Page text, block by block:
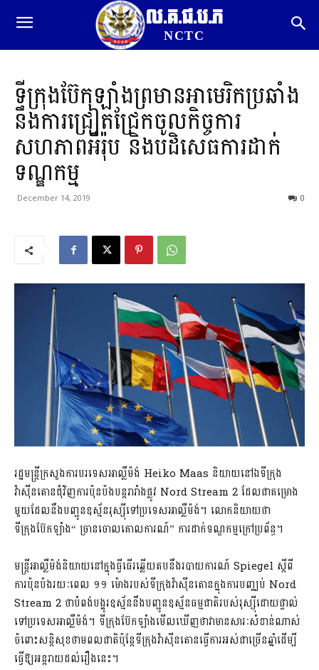
ល.គ.ជ.ប.ភ
NCTC
ទីក្រុងប៊ែកឡាំងព្រមានអាមេរិកប្រឆាំង
នឹងការជ្រៀតជ្រែកចូលកិច្ចការ
សហភាពអឺរ៉ុប និងបដិសេធការដាក់
ទណ្ឌកម្ម
December 14, 2019 0
រដ្ឋមន្រ្តីក្រសួងការបរទេសអាល្លឺម៉ង់ Heiko Maas និយាយនៅឯទីក្រុង
វ៉ាស៊ីនតោនជុំវិញការប៉ុនប៉ងបន្តរារាំងផ្លូវ Nord Stream 2 ដែលជាគម្រោង
មួយដែលនឹងបញ្ជូនឧស្ម័នរុស្ស៊ីទៅប្រទេសអាល្លឺម៉ង់។ លោកនិយាយថា
ទីក្រុងប៊ែកឡាំង“ ច្រានចោលគោលការណ៍” ការដាក់ទណ្ឌកម្មក្រៅប្រព័ន្ធ។
មន្រ្តីអាល្លឺម៉ង់និយាយនៅក្នុងធ្វីធើរឆ្លើយតបនឹងរបាយការណ៍ Spiegel ស្តីពី
ការប៉ុនប៉ងរយៈពេល ១១ ម៉ោងរបស់ទីក្រុងវ៉ាស៊ីនតោនក្នុងការបញ្ឈប់ Nord
Stream 2 ថាបំពង់បង្ហូរឧស្ម័ននឹងបញ្ជូនឧស្ម័នធម្មជាតិរបស់រុស្ស៊ីដោយផ្ទាល់
ទៅប្រទេសអាល្លឺម៉ង់។ ទីក្រុងប៊ែកឡាំងមើលឃើញថាវាមានសារៈសំខាន់ណាស់
ចំពោះសន្តិសុខថាមពលជាតិប៉ុន្តែទីក្រុងវ៉ាស៊ីនតោនធ្វើការអស់ជាច្រើនឆ្នាំដើម្បី
ធ្វើឱ្យអន្តរាយដល់រឿងនេះ។